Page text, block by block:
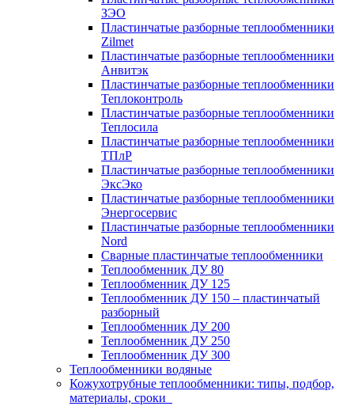
ЗЭО
Пластинчатые разборные теплообменники
Zilmet
Пластинчатые разборные теплообменники
Анвитэк
Пластинчатые разборные теплообменники
Теплоконтроль
Пластинчатые разборные теплообменники
Теплосила
Пластинчатые разборные теплообменники
ТПлР
Пластинчатые разборные теплообменники
ЭксЭко
Пластинчатые разборные теплообменники
Энергосервис
Пластинчатые разборные теплообменники
Nord
Сварные пластинчатые теплообменники
Теплообменник ДУ 80
Теплообменник ДУ 125
Теплообменник ДУ 150 – пластинчатый
разборный
Теплообменник ДУ 200
Теплообменник ДУ 250
Теплообменник ДУ 300
Теплообменники водяные
Кожухотрубные теплообменники: типы, подбор,
материалы, сроки